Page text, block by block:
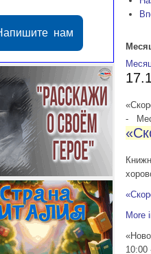
Напишите нам
-
More
10:00